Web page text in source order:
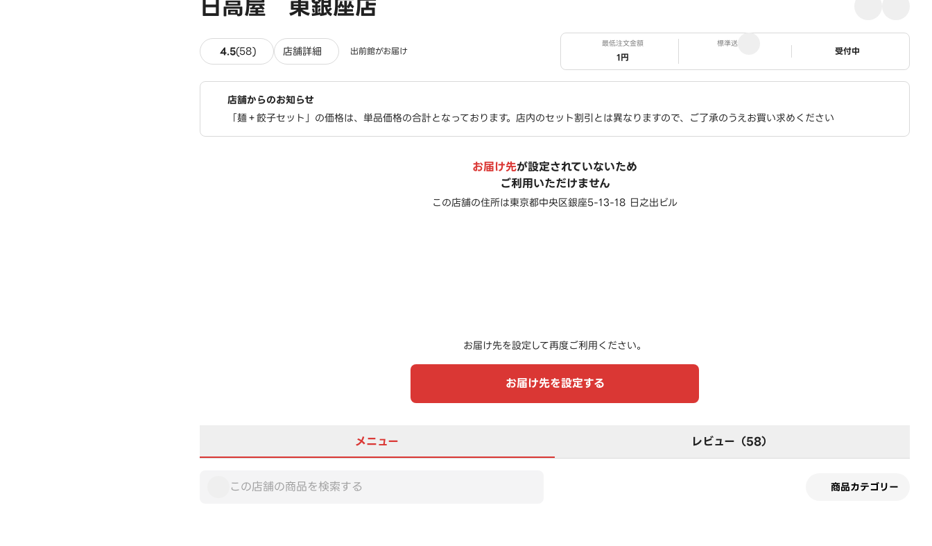
4.5(58) 58件のレビュー
店舗詳細 出前館がお届け
最低注文金額
1円
標準送料
ステータス
受付中
店舗からのお知らせ
「麺＋餃子セット」の価格は、単品価格の合計となっております。店内のセット割引とは異なりますので、ご了承のうえお買い求めください
お届け先が設定されていないため
ご利用いただけません
この店舗の住所は東京都中央区銀座5-13-18 日之出ビル
お届け先を設定して再度ご利用ください。
お届け先を設定する
メニュー レビュー（58）
商品カテゴリー